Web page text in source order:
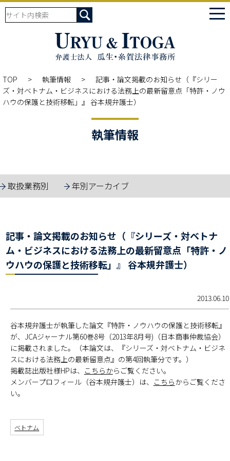
TOP 執筆情報
記事・論文掲載のお知らせ（『シリー
ズ・対ベトナム・ビジネスにおける法務上の最新留意点「特許・ノウ
ハウの保護と技術移転」』 谷本規弁護士）
執筆情報
取扱業務別 年別アーカイブ
記事・論文掲載のお知らせ（『シリーズ・対ベトナ
ム・ビジネスにおける法務上の最新留意点「特許・ノ
ウハウの保護と技術移転」』 谷本規弁護士）
2013.06.10
谷本規弁護士が執筆した論文『特許・ノウハウの保護と技術移転』
が、JCAジャーナル第60巻8号（2013年8月号)（日本商事仲裁協会）
に掲載されました。（本論文は、『シリーズ・対ベトナム・ビジネ
スにおける法務上の最新留意点』の第4回執筆分です。）
掲載誌出版社様HPは、 こちらからご覧ください。
メンバープロフィール（谷本規弁護士）は、 こちらからご覧くださ
い。
ベトナム